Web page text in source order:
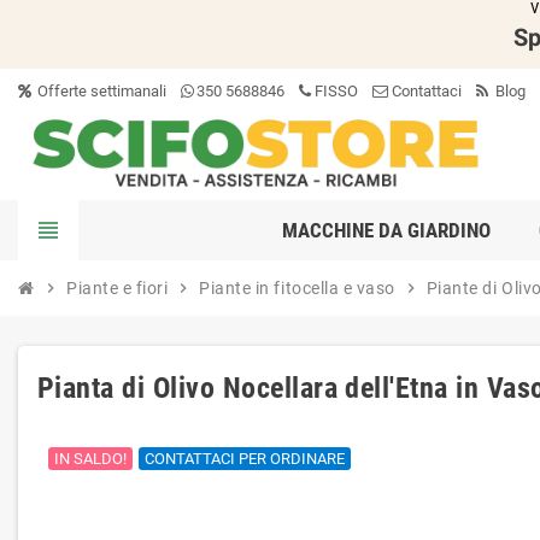
Offerte settimanali 350 5688846 FISSO Contattaci Blog
view_headline MACCHINE DA GIARDINO
chevron_right Piante e fiori chevron_right Piante in fitocella e vaso chevron_right Piante di Olivo
Pianta di Olivo Nocellara dell'Etna in
IN SALDO! CONTATTACI PER ORDINARE